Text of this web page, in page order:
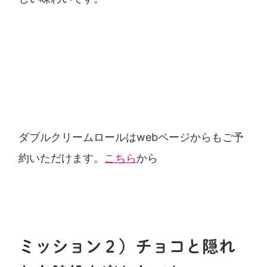
ダブルクリームロールはwebページからもご予
約いただけます。 こちらから
ミッション２） チョコと隠れ